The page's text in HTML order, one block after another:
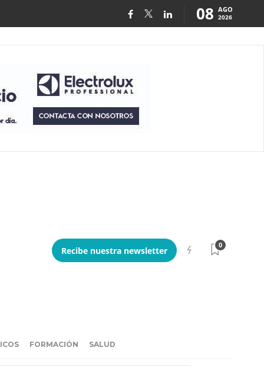
08 AGO
2026
Recibe nuestra newsletter
0
FORMACIÓN SALUD